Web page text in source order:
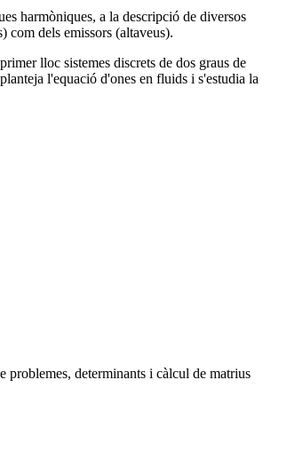
harmòniques, a la descripció de diversos
com dels emissors (altaveus).
lloc sistemes discrets de dos graus de
l'equació d'ones en fluids i s'estudia la
determinants i càlcul de matrius